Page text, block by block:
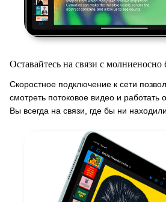
Оставайтесь на связи с
Скоростное подключение к сети
смотреть потоковое видео и работать
Вы всегда на связи, где бы ни